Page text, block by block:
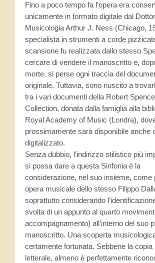
Fino a poco tempo fa l’opera era
unicamente in formato digitale dal
Musicologia Arthur J. Ness (Chicago,
specialista in strumenti a corde
scansione fu realizzata dallo stesso
cercare di vendere il manoscritto e,
morte, si perse ogni traccia del
originale. Tuttavia, sono riuscito a
tra i vari documenti della Robert
Collection, donata dalla famiglia alla
Royal Academy of Music (Londra),
prossimamente sarà disponibile anche
digitalizzato.
Senza dubbio, l’indirizzo stilistico più
si possa dare a questa Sinfonia è la
considerazione, nel suo insieme, come
opera musicale dello stesso Filippo
soprattutto considerando
svolta di un appunto al quarto
accompagnamento) all’interno del suo
manoscritto. Una scoperta
certamente fortunata. Sebbene la copia
letterale, almeno è perfettamente